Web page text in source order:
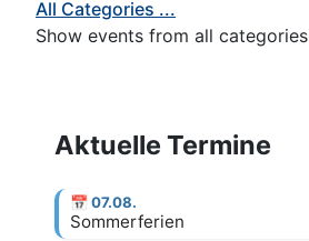
All Categories ...
Show events from all categories
Aktuelle Termine
📅 07.08.
Sommerferien